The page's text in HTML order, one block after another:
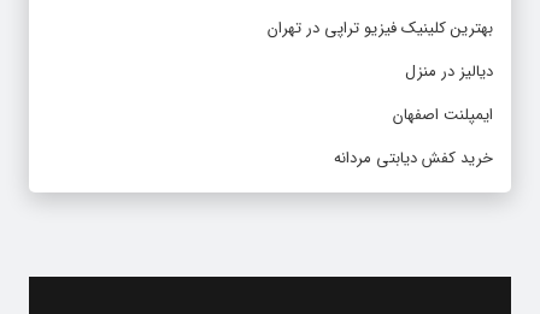
بهترین کلینیک فیزیو تراپی در تهران
دیالیز در منزل
ایمپلنت اصفهان
خرید کفش دیابتی مردانه